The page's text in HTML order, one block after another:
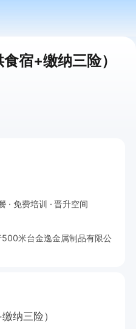
宿+缴纳三险）
免费培训
晋升空间
米台金逸金属制品有限公
纳三险）